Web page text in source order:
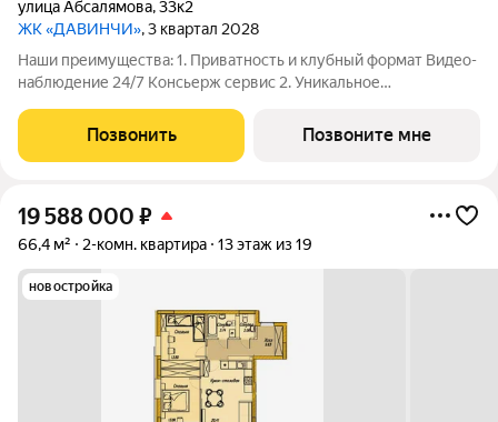
улица Абсалямова,33к2
ЖК «ДАВИНЧИ», 3 квартал 2028
Наши преимущества: 1. Приватность и клубный формат Видео-
наблюдение 24/7 Консьерж сервис 2. Уникальное
этаже Библиотека Спортивная зона Детский уголок 3.
Комфортный паркинг Закрытый паркинг на 1
Позвонить Позвоните мне
19 588 000 ₽
66,4 м² 2-комн. квартира 13 этаж из 19
новостройка